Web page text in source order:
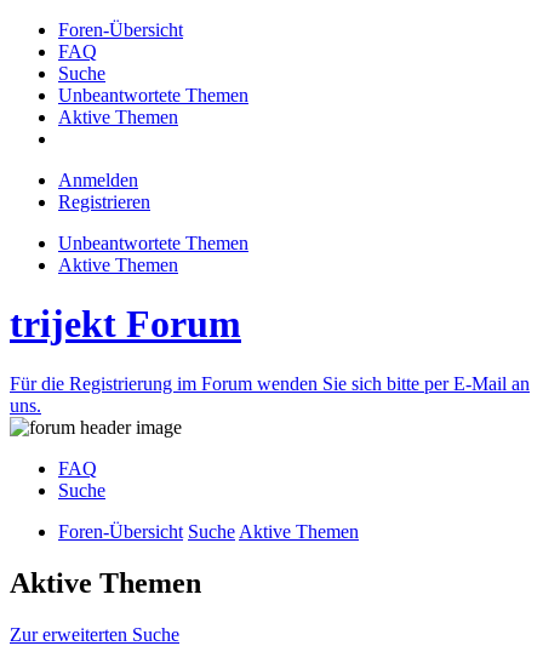
Foren-Übersicht
FAQ
Suche
Unbeantwortete Themen
Aktive Themen
Anmelden
Registrieren
Unbeantwortete Themen
Aktive Themen
trijekt Forum
Für die Registrierung im Forum wenden Sie sich bitte per E-Mail an
uns.
FAQ
Suche
Foren-Übersicht Suche Aktive Themen
Aktive Themen
Zur erweiterten Suche